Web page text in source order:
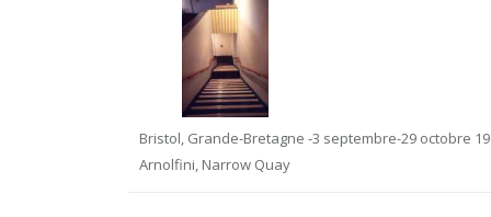
Bristol, Grande-Bretagne -3 septembre-29 octobre
Arnolfini, Narrow Quay